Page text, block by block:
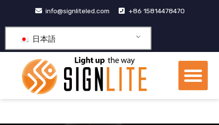
テ
ツ
ッ
info@signliteled.com +86 15814478470
日本語
メ
ニ
ュ
ー